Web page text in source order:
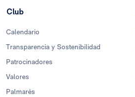
Club
Calendario
Transparencia y Sostenibilidad
Patrocinadores
Valores
Palmarés